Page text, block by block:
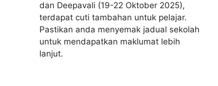
dan Deepavali (19-22 Oktober 2025),
terdapat cuti tambahan untuk pelajar.
Pastikan anda menyemak jadual sekolah
untuk mendapatkan maklumat lebih
lanjut.